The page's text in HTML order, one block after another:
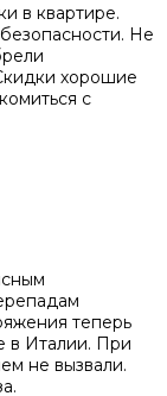
в квартире.
Не
хорошие
с
теперь
в Италии. При
не вызвали.